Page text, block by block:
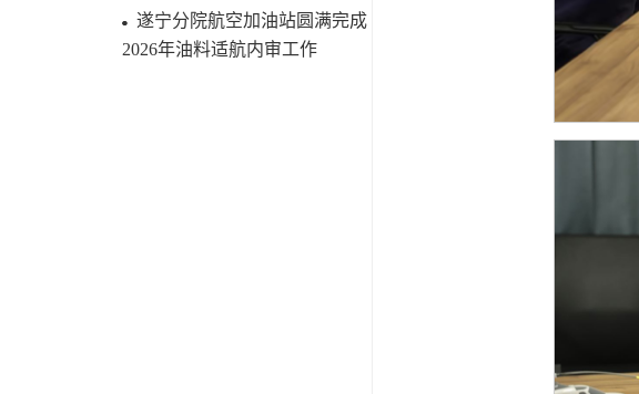
遂宁分院航空加油站圆满完成
2026年油料适航内审工作